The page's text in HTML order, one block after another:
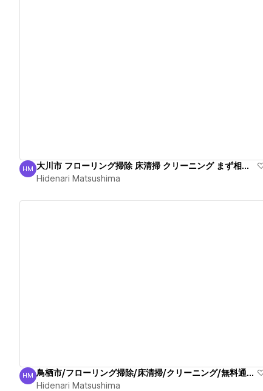
Hidenari Matsushima
HM 大川市 フローリング掃除 床清掃 クリーニング まず相談！
Hidenari Matsushima
Hidenari Matsushima
HM 鳥栖市/フローリング掃除/床清掃/クリーニング/無料通話！
Hidenari Matsushima